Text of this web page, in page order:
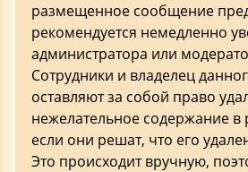
размещенное сообщение
рекомендуется немедленно
администратора или
Сотрудники и владелец
оставляют за собой право
нежелательное содержание в
если они решат, что его
Это происходит вручную,